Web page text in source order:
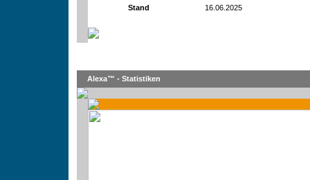
Stand 16.06.2025
Alexa™ - Statistiken